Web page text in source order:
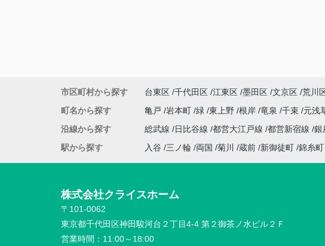
市区町村から探す 台東区 千代田区 江東区 墨田区 文京区 荒川
町名から探す
亀戸 岩本町 緑 東上野 根岸 竜泉 千束 元浅
沿線から探す
総武線 日比谷線 都営大江戸線 都営新宿線 銀
駅から探す
入谷 三ノ輪 両国 菊川 蔵前 新御徒町 錦糸町
株式会社クライスホーム
〒101-0062
東京都千代田区神田駿河台２丁目4-4 第２御茶ノ水ビル２Ｆ
営業時間： 11:00～18:00